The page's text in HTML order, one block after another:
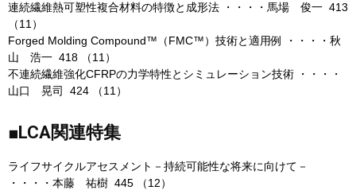
連続繊維熱可塑性複合材料の特徴と成形法 ・・・・馬場 俊一 413
（11）
Forged Molding Compound™（FMC™）技術と適用例 ・・・・秋
山 浩一 418 （11）
不連続繊維強化CFRPの力学特性とシミュレーション技術 ・・・・
山口 晃司 424 （11）
■LCA関連特集
ライフサイクルアセスメント－持続可能性な将来に向けて－
・・・・本藤 祐樹 445 （12）